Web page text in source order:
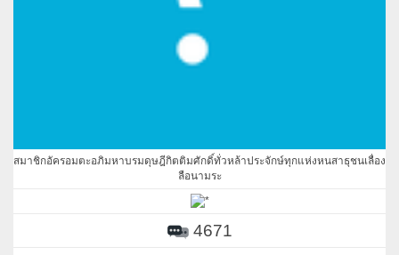
สมาชิกอัครอมตะอภิมหาบรมดุษฎีกิตติมศักดิ์ทั่วหล้าประจักษ์ทุกแห่งหนสาธุชนเลื่อง
ลือนามระ
4671